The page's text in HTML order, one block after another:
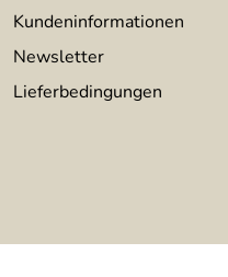
Kundeninformationen
Newsletter
Lieferbedingungen